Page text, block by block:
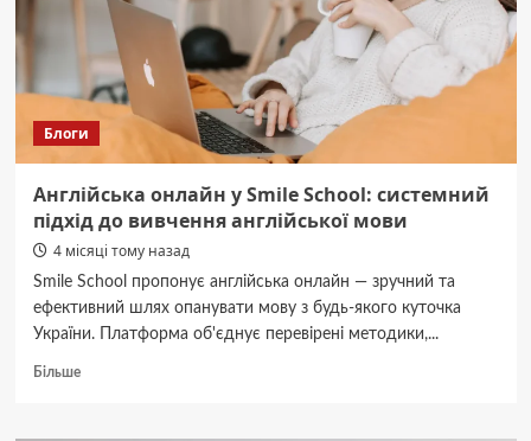
вашого
Блоги
Англійська онлайн у Smile School: системний
підхід до вивчення англійської мови
4 місяці тому назад
Smile School пропонує англійська онлайн — зручний та
ефективний шлях опанувати мову з будь-якого куточка
України. Платформа об'єднує перевірені методики,...
БільшеДокладніше
онлайн